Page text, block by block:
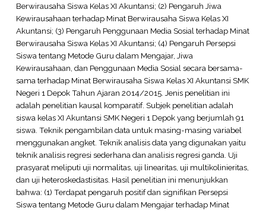
Berwirausaha Siswa Kelas XI Akuntansi; (2) Pengaruh Jiwa
Kewirausahaan terhadap Minat Berwirausaha Siswa Kelas XI
Akuntansi; (3) Pengaruh Penggunaan Media Sosial terhadap Minat
Berwirausaha Siswa Kelas XI Akuntansi; (4) Pengaruh Persepsi
Siswa tentang Metode Guru dalam Mengajar, Jiwa
Kewirausahaan, dan Penggunaan Media Sosial secara bersama-
sama terhadap Minat Berwirausaha Siswa Kelas XI Akuntansi SMK
Negeri 1 Depok Tahun Ajaran 2014/2015. Jenis penelitian ini
adalah penelitian kausal komparatif. Subjek penelitian adalah
siswa kelas XI Akuntansi SMK Negeri 1 Depok yang berjumlah 91
siswa. Teknik pengambilan data untuk masing-masing variabel
menggunakan angket. Teknik analisis data yang digunakan yaitu
teknik analisis regresi sederhana dan analisis regresi ganda. Uji
prasyarat meliputi uji normalitas, uji linearitas, uji multikolinieritas,
dan uji heteroskedastisitas. Hasil penelitian ini menunjukkan
bahwa: (1) Terdapat pengaruh positif dan signifikan Persepsi
Siswa tentang Metode Guru dalam Mengajar terhadap Minat